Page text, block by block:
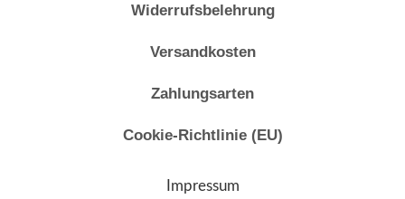
Widerrufsbelehrung
Versandkosten
Zahlungsarten
Cookie-Richtlinie (EU)
Impressum